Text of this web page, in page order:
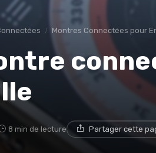
Montres Connectées pour
8 min de lecture Partager cette